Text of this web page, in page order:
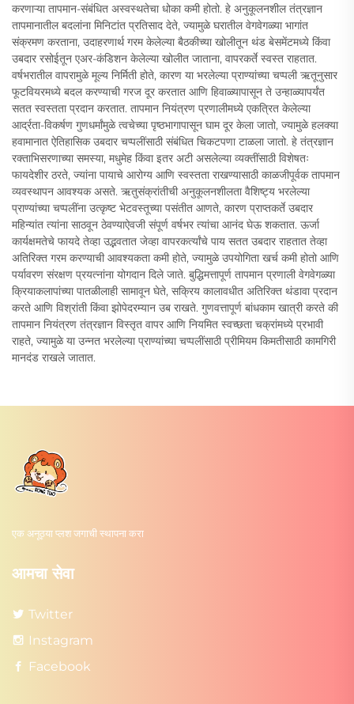
करणाऱ्या तापमान-संबंधित अस्वस्थतेचा धोका कमी होतो. हे अनुकूलनशील तंत्रज्ञान
तापमानातील बदलांना मिनिटांत प्रतिसाद देते, ज्यामुळे घरातील वेगवेगळ्या भागांत
संक्रमण करताना, उदाहरणार्थ गरम केलेल्या बैठकीच्या खोलीतून थंड बेसमेंटमध्ये किंवा
उबदार रसोईतून एअर-कंडिशन केलेल्या खोलीत जाताना, वापरकर्ते स्वस्त राहतात.
वर्षभरातील वापरामुळे मूल्य निर्मिती होते, कारण या भरलेल्या प्राण्यांच्या चप्पली ऋतूनुसार
फूटवियरमध्ये बदल करण्याची गरज दूर करतात आणि हिवाळ्यापासून ते उन्हाळ्यापर्यंत
सतत स्वस्तता प्रदान करतात. तापमान नियंत्रण प्रणालीमध्ये एकत्रित केलेल्या
आर्द्रता-विकर्षण गुणधर्मांमुळे त्वचेच्या पृष्ठभागापासून घाम दूर केला जातो, ज्यामुळे हलक्या
हवामानात ऐतिहासिक उबदार चप्पलींसाठी संबंधित चिकटपणा टाळला जातो. हे तंत्रज्ञान
रक्ताभिसरणाच्या समस्या, मधुमेह किंवा इतर अटी असलेल्या व्यक्तींसाठी विशेषतः
फायदेशीर ठरते, ज्यांना पायाचे आरोग्य आणि स्वस्तता राखण्यासाठी काळजीपूर्वक तापमान
व्यवस्थापन आवश्यक असते. ऋतुसंक्रांतीची अनुकूलनशीलता वैशिष्ट्य भरलेल्या
प्राण्यांच्या चप्पलींना उत्कृष्ट भेटवस्तूच्या पसंतीत आणते, कारण प्राप्तकर्ते उबदार
महिन्यांत त्यांना साठवून ठेवण्याऐवजी संपूर्ण वर्षभर त्यांचा आनंद घेऊ शकतात. ऊर्जा
कार्यक्षमतेचे फायदे तेव्हा उद्भवतात जेव्हा वापरकर्त्यांचे पाय सतत उबदार राहतात तेव्हा
अतिरिक्त गरम करण्याची आवश्यकता कमी होते, ज्यामुळे उपयोगिता खर्च कमी होतो आणि
पर्यावरण संरक्षण प्रयत्नांना योगदान दिले जाते. बुद्धिमत्तापूर्ण तापमान प्रणाली वेगवेगळ्या
क्रियाकलापांच्या पातळीलाही सामावून घेते, सक्रिय कालावधीत अतिरिक्त थंडावा प्रदान
करते आणि विश्रांती किंवा झोपेदरम्यान उब राखते. गुणवत्तापूर्ण बांधकाम खात्री करते की
तापमान नियंत्रण तंत्रज्ञान विस्तृत वापर आणि नियमित स्वच्छता चक्रांमध्ये प्रभावी
राहते, ज्यामुळे या उन्नत भरलेल्या प्राण्यांच्या चप्पलींसाठी प्रीमियम किमतीसाठी कामगिरी
मानदंड राखले जातात.
एक अनूठ्या प्लश जगाची स्थापना करा
आमचा सेवा
Twitter
Instagram
Facebook